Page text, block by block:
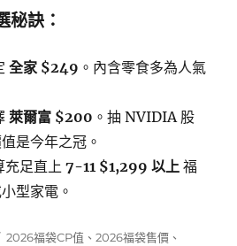
訣：
全家 $249 。內含零食多為人氣
萊爾富 $200 。抽 NVIDIA 股
是今年之冠。
充足直上7-11 $1,299 以上 福
型家電。
標
2026福袋CP值 、2026福袋售價 、